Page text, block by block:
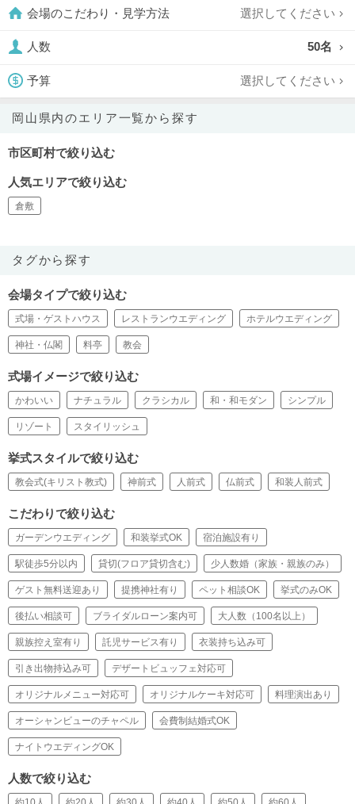
会場のこだわり・見学方法 選択してください
人数 50名
予算 選択してください
岡山県内のエリア一覧から探す
市区町村で絞り込む
人気エリアで絞り込む
倉敷
タグから探す
会場タイプで絞り込む
式場・ゲストハウス レストランウエディング ホテルウエディング
神社・仏閣 料亭 教会
式場イメージで絞り込む
かわいい ナチュラル クラシカル 和・和モダン シンプル
リゾート スタイリッシュ
挙式スタイルで絞り込む
教会式(キリスト教式) 神前式 人前式 仏前式 和装人前式
こだわりで絞り込む
ガーデンウエディング 和装挙式OK 宿泊施設有り
駅徒歩5分以内 貸切(フロア貸切含む) 少人数婚（家族・親族のみ）
ゲスト無料送迎あり 提携神社有り ペット相談OK 挙式のみOK
後払い相談可 ブライダルローン案内可 大人数（100名以上）
親族控え室有り 託児サービス有り 衣装持ち込み可
引き出物持込み可 デザートビュッフェ対応可
オリジナルメニュー対応可 オリジナルケーキ対応可 料理演出あり
オーシャンビューのチャペル 会費制結婚式OK
ナイトウエディングOK
人数で絞り込む